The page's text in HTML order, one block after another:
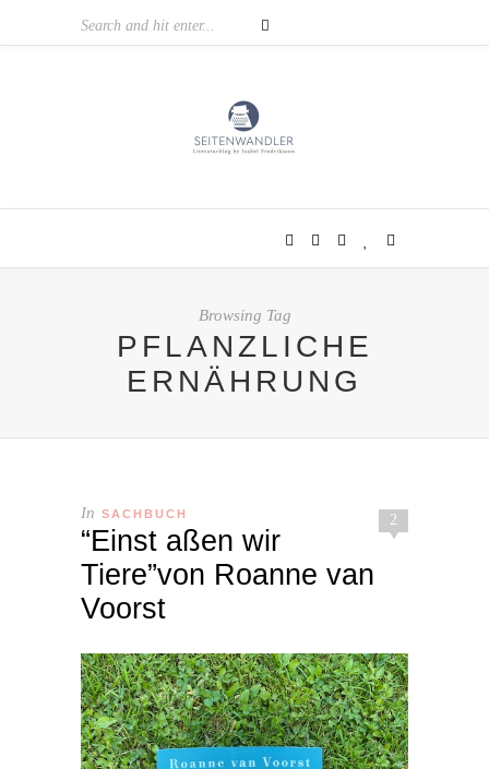
Browsing Tag
PFLANZLICHE
ERNÄHRUNG
2
In SACHBUCH
“Einst aßen wir
Tiere”von Roanne van
Voorst